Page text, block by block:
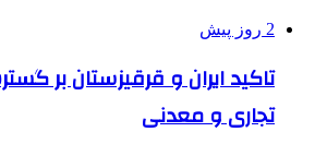
2 روز پیش
تاکید ایران و قرقیزستان بر
تجاری و معدنی